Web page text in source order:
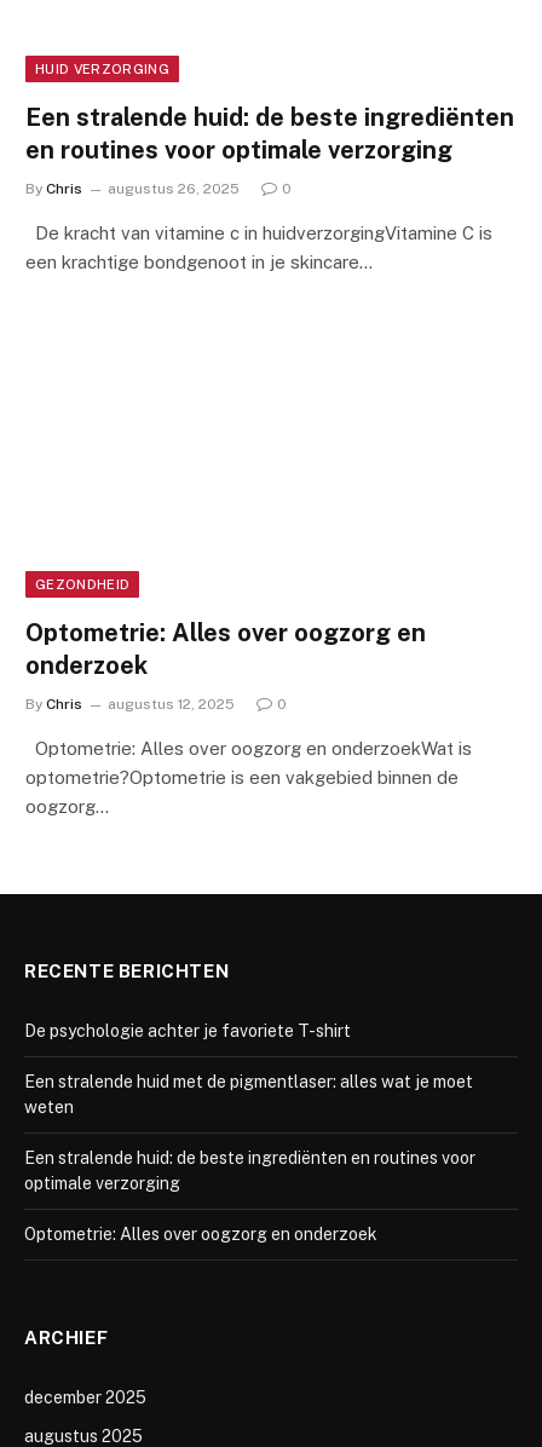
HUID VERZORGING
Een stralende huid: de beste ingrediënten
en routines voor optimale verzorging
By Chris augustus 26, 2025 0
De kracht van vitamine c in huidverzorgingVitamine C is
een krachtige bondgenoot in je skincare…
GEZONDHEID
Optometrie: Alles over oogzorg en
onderzoek
By Chris augustus 12, 2025 0
Optometrie: Alles over oogzorg en onderzoekWat is
optometrie?Optometrie is een vakgebied binnen de
oogzorg…
RECENTE BERICHTEN
De psychologie achter je favoriete T-shirt
Een stralende huid met de pigmentlaser: alles wat je moet
weten
Een stralende huid: de beste ingrediënten en routines voor
optimale verzorging
Optometrie: Alles over oogzorg en onderzoek
ARCHIEF
december 2025
augustus 2025